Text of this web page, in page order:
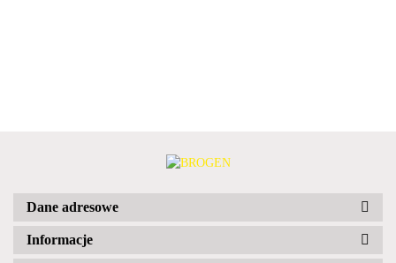
Dane adresowe
Informacje